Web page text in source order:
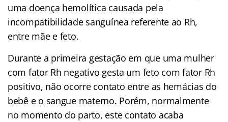
uma doença hemolítica causada pela
incompatibilidade sanguínea referente ao Rh,
entre mãe e feto.
Durante a primeira gestação em que uma mulher
com fator Rh negativo gesta um feto com fator Rh
positivo, não ocorre contato entre as hemácias do
bebê e o sangue materno. Porém, normalmente
no momento do parto, este contato acaba